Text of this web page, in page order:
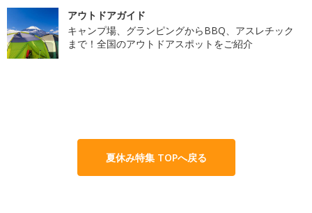
アウトドアガイド
キャンプ場、グランピングからBBQ、アスレチック
まで！全国のアウトドアスポットをご紹介
夏休み特集 TOPへ戻る